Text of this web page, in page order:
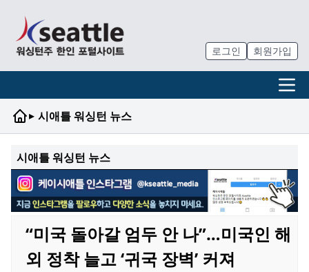
로그인 회원가입
▸ 시애틀 워싱턴 뉴스
시애틀 워싱턴 뉴스
“미국 돌아갈 엄두 안 나”…미국인 해
외 정착 늘고 ‘귀국 장벽’ 커져